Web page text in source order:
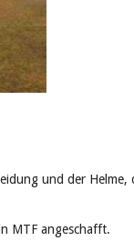
und der Helme,
MTF angeschafft.